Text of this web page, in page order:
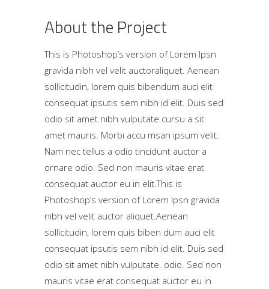
About the Project
This is Photoshop’s version of Lorem Ipsn
gravida nibh vel velit auctoraliquet. Aenean
sollicitudin, lorem quis bibendum auci elit
consequat ipsutis sem nibh id elit. Duis sed
odio sit amet nibh vulputate cursu a sit
amet mauris. Morbi accu msan ipsum velit.
Nam nec tellus a odio tincidunt auctor a
ornare odio. Sed non mauris vitae erat
consequat auctor eu in elit.This is
Photoshop’s version of Lorem Ipsn gravida
nibh vel velit auctor aliquet.Aenean
sollicitudin, lorem quis biben dum auci elit
consequat ipsutis sem nibh id elit. Duis sed
odio sit amet nibh vulputate. odio. Sed non
mauris vitae erat consequat auctor eu in